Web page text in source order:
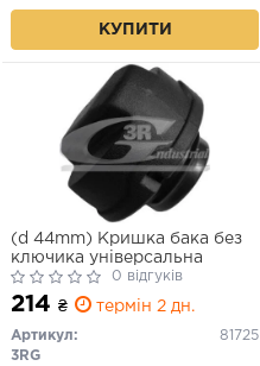
КУПИТИ
(d 44mm) Кришка бака без
ключика універсальна
0 відгуків
214 ₴ термін 2 дн.
Артикул:
81725
3RG